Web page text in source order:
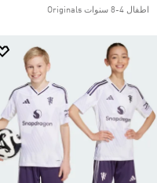
اطفال 4-8 سنوات Originals